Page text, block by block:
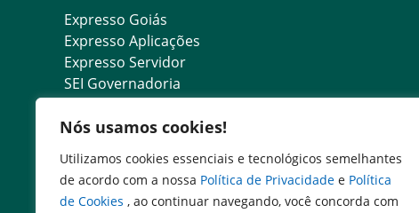
Nós usamos cookies!
Utilizamos cookies essenciais e tecnológicos semelhantes
de acordo com a nossa Política de Privacidade e Política
de Cookies , ao continuar navegando, você concorda com
Expresso Goiás
Expresso Aplicações
Expresso Servidor
SEI Governadoria
Escola de Governo